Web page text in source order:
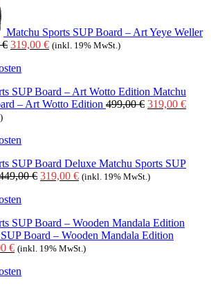
Matchu Sports SUP Board – Art Yeye Weller
€ Ursprünglicher
war:
319,00 €Aktueller
(inkl. 19% MwSt.)
Matchu
– Art Wotto Edition 499,00€ 319,00 €
Matchu Sports SUP
€ Ursprünglicher
319,00 €Aktueller
(inkl. 19% MwSt.)
Board – Wooden Mandala Edition
€Aktueller
ist:
(inkl. 19% MwSt.)